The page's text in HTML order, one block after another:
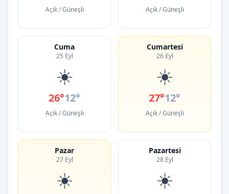
Açık / Güneşli Açık / Güneşli
Cuma
25 Eyl
☀️
26°12°
Açık / Güneşli
Cumartesi
26 Eyl
☀️
27°12°
Açık / Güneşli
Pazar
27 Eyl
☀️
Pazartesi
28 Eyl
☀️